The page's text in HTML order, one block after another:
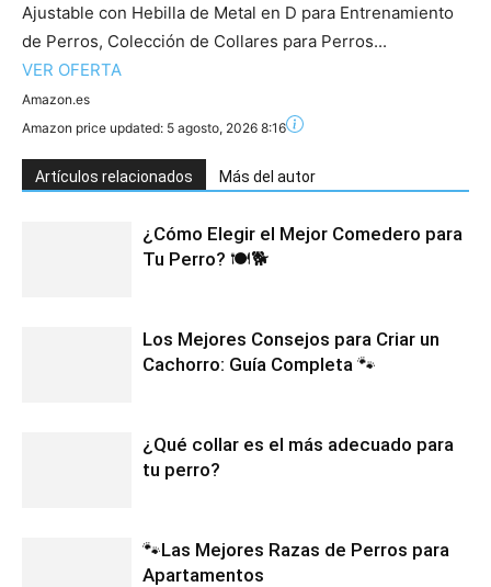
Ajustable con Hebilla de Metal en D para Entrenamiento
de Perros, Colección de Collares para Perros...
VER OFERTA
Amazon.es
Amazon price updated: 5 agosto, 2026 8:16
Artículos relacionados Más del autor
¿Cómo Elegir el Mejor Comedero para
Tu Perro? 🍽️🐕
Los Mejores Consejos para Criar un
Cachorro: Guía Completa 🐾
¿Qué collar es el más adecuado para
tu perro?
🐾Las Mejores Razas de Perros para
Apartamentos